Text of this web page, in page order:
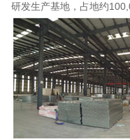
研发生产基地，占地约